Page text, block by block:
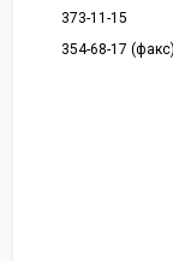
373-11-15
354-68-17 (факс)